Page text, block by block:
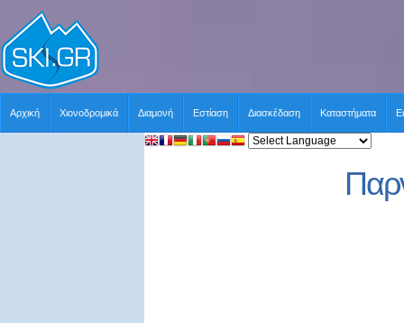
Αρχική Χιονοδρομικά Διαμονή Εστίαση Διασκέδαση Καταστήματα